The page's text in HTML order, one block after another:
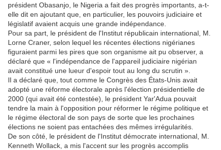
président Obasanjo, le Nigeria a fait des progrès importants, a-t-
elle dit en ajoutant que, en particulier, les pouvoirs judiciaire et
législatif avaient acquis une grande indépendance.
Pour sa part, le président de l'Institut républicain international, M.
Lorne Craner, selon lequel les récentes élections nigérianes
figuraient parmi les pires que son organisme ait pu observer, a
déclaré que « l'indépendance de l'appareil judiciaire nigérian
avait constitué une lueur d'espoir tout au long du scrutin ».
Il a déclaré que, tout comme le Congrès des États-Unis avait
adopté une réforme électorale après l'élection présidentielle de
2000 (qui avait été contestée), le président Yar'Adua pouvait
tendre la main à l'opposition pour réformer le régime politique et
le régime électoral de son pays de sorte que les prochaines
élections ne soient pas entachées des mêmes irrégularités.
De son côté, le président de l'Institut démocrate international, M.
Kenneth Wollack, a mis l'accent sur les progrès accomplis